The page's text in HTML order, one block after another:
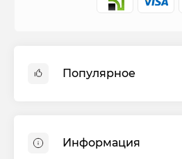
Популярное
Варочные панели
Информация